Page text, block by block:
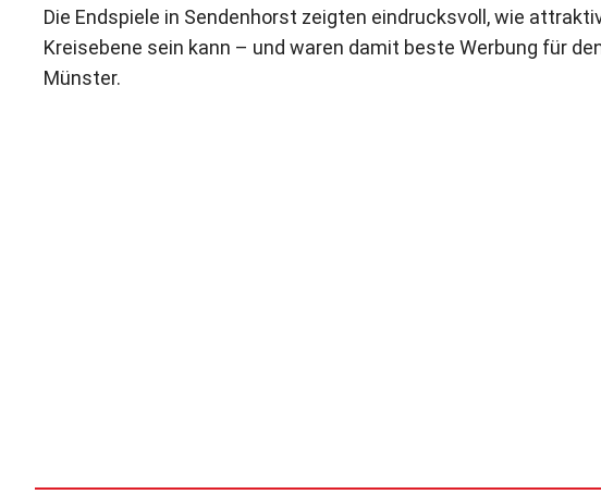
Die Endspiele in Sendenhorst zeigten eindrucksvoll, wie
Kreisebene sein kann – und waren damit beste Werbung für
Münster.